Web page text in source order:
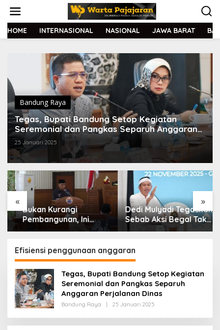
t
HOME INTERNASIONAL NASIONAL JAWA BARAT
Bandung Raya
Tegas, Bupati Bandung Setop Kegiatan
Seremonial dan Pangkas Separuh Anggaran
Perjalanan Dinas
25 Januari 2025
« »
Bukan Kurangi
Pembangunan, Ini
Alasan Pemkot Cimahi
Belanja Daerah
Dedi Mulyadi Tegaskan
Sebab Aksi Begal Tak
Boleh Hanya Dikaitkan
Efisiensi penggunaan anggaran
Tegas, Bupati Bandung Setop Kegiatan
Seremonial dan Pangkas Separuh
Anggaran Perjalanan Dinas
Bandung Raya 25 Januari 2025
E
H